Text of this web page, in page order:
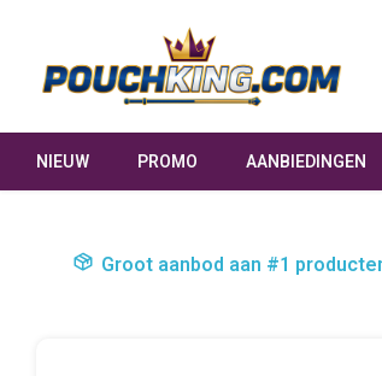
NIEUW PROMO AANBIEDINGEN
Groot aanbod aan #1